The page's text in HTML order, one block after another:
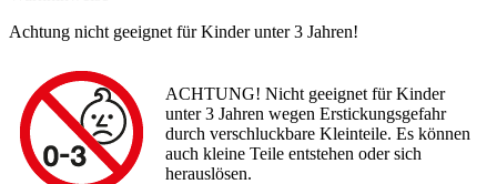
Achtung nicht geeignet für Kinder unter 3 Jahren!
ACHTUNG! Nicht geeignet für Kinder
unter 3 Jahren wegen Erstickungsgefahr
durch verschluckbare Kleinteile. Es können
auch kleine Teile entstehen oder sich
herauslösen.